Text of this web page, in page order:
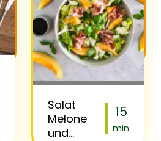
Salat
Melone
und
15
min